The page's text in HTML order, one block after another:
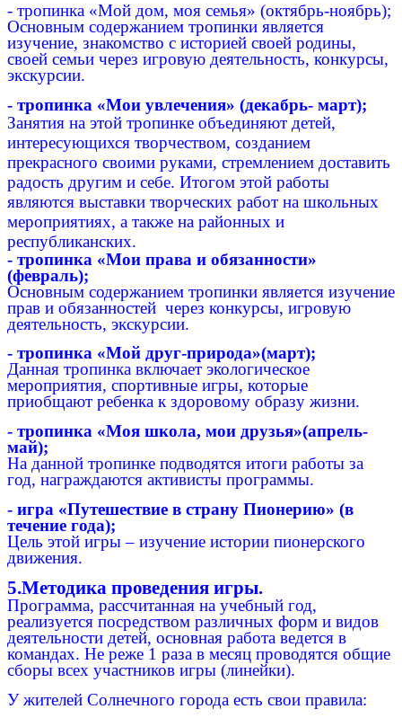
- тропинка «Мой дом, моя семья» (октябрь-ноябрь);
Основным содержанием тропинки является
изучение, знакомство с историей своей родины,
своей семьи через игровую деятельность, конкурсы,
экскурсии.
- тропинка «Мои увлечения» (декабрь- март);
Занятия на этой тропинке объединяют детей,
интересующихся творчеством, созданием
прекрасного своими руками, стремлением доставить
радость другим и себе. Итогом этой работы
являются выставки творческих работ на школьных
мероприятиях, а также на районных и
республиканских.
- тропинка «Мои права и обязанности»
(февраль);
Основным содержанием тропинки является изучение
прав и обязанностей через конкурсы, игровую
деятельность, экскурсии.
- тропинка «Мой друг-природа»(март);
Данная тропинка включает экологическое
мероприятия, спортивные игры, которые
приобщают ребенка к здоровому образу жизни.
- тропинка «Моя школа, мои друзья»(апрель-
май);
На данной тропинке подводятся итоги работы за
год, награждаются активисты программы.
- игра «Путешествие в страну Пионерию» (в
течение года);
Цель этой игры – изучение истории пионерского
движения.
5.Методика проведения игры.
Программа, рассчитанная на учебный год,
реализуется посредством различных форм и видов
деятельности детей, основная работа ведется в
командах. Не реже 1 раза в месяц проводятся общие
сборы всех участников игры (линейки).
У жителей Солнечного города есть свои правила: